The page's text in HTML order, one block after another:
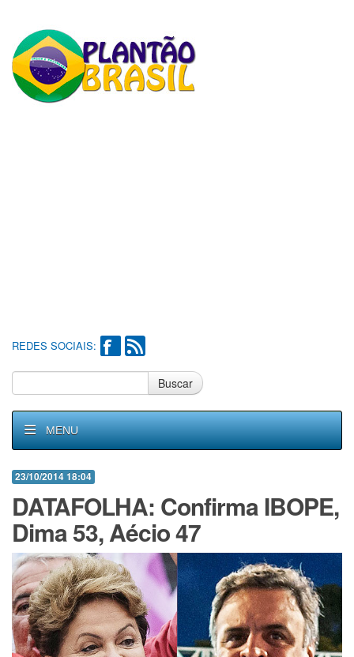
REDES SOCIAIS:
Buscar
MENU
23/10/2014 18:04
DATAFOLHA: Confirma IBOPE,
Dima 53, Aécio 47